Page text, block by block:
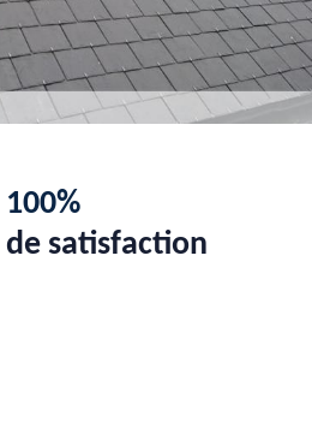
100%
satisfaction